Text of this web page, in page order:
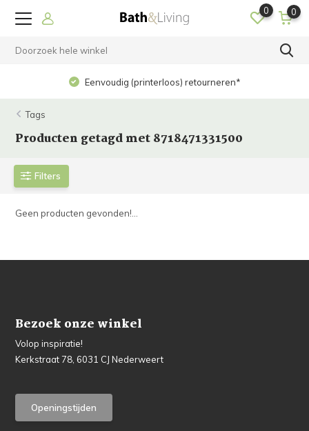
0 0
Eenvoudig (printerloos) retourneren*
Tags
Producten getagd met 8718471331500
Filters
Geen producten gevonden!...
Bezoek onze winkel
Volop inspiratie!
Kerkstraat 78, 6031 CJ Nederweert
Openingstijden